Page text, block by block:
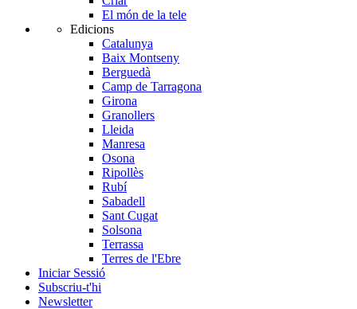
El món de la tele
Edicions
Catalunya
Baix Montseny
Berguedà
Camp de Tarragona
Girona
Granollers
Lleida
Manresa
Osona
Ripollès
Rubí
Sabadell
Sant Cugat
Solsona
Terrassa
Terres de l'Ebre
Iniciar Sessió
Subscriu-t'hi
Newsletter